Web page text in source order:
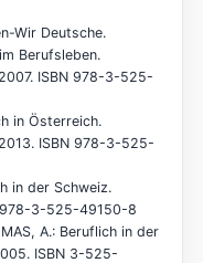
Wir Deutsche.
Berufsleben.
ISBN 978-3-525-
in Österreich.
ISBN 978-3-525-
in der Schweiz.
978-3-525-49150-8
A.: Beruflich in der
ISBN 3-525-